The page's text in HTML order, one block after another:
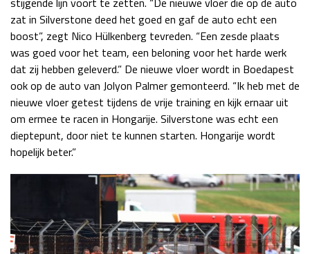
zat in Silverstone deed het goed en gaf de auto echt een
boost”, zegt Nico Hülkenberg tevreden. “Een zesde plaats
was goed voor het team, een beloning voor het harde werk
dat zij hebben geleverd.” De nieuwe vloer wordt in Boedapest
ook op de auto van Jolyon Palmer gemonteerd. “Ik heb met de
nieuwe vloer getest tijdens de vrije training en kijk ernaar uit
om ermee te racen in Hongarije. Silverstone was echt een
dieptepunt, door niet te kunnen starten. Hongarije wordt
hopelijk beter.”